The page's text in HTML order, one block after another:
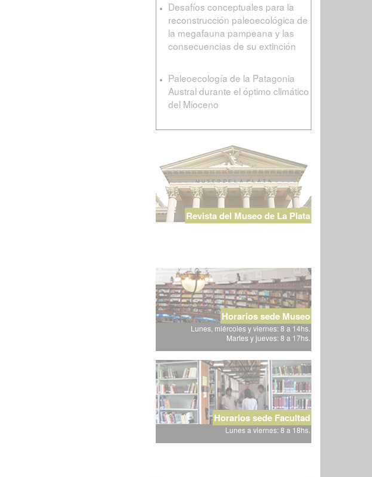
Desafíos conceptuales para la
reconstrucción paleoecológica de
la megafauna pampeana y las
consecuencias de su extinción
Paleoecología de la Patagonia
Austral durante el óptimo climático
del Mioceno
Revista del Museo de La Plata
Horarios sede Museo
Lunes, miércoles y viernes: 8 a 14hs.
Martes y jueves: 8 a 17hs.
Horarios sede Facultad
Lunes a viernes: 8 a 18hs.